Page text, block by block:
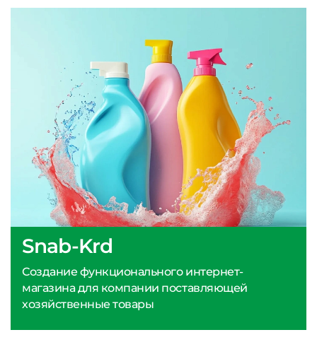
Snab-Krd
Создание функционального интернет-
магазина для компании поставляющей
хозяйственные товары